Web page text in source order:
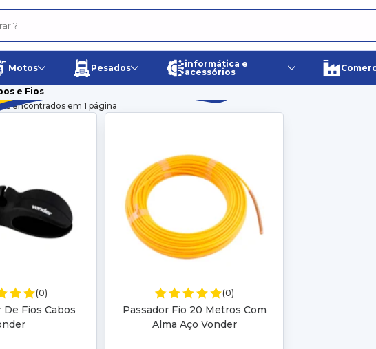
Motos Pesados
informática e
acessórios
e Fios
encontrados em 1 página
(0)
Fios Cabos
(0)
Passador Fio 20 Metros Com
Alma Aço Vonder